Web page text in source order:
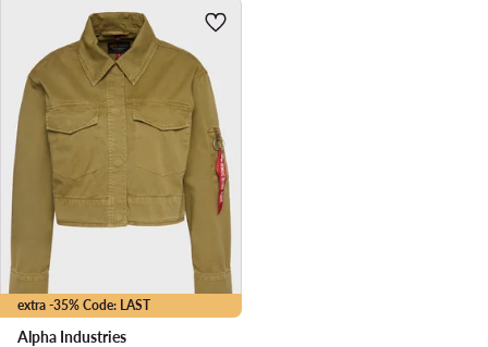
extra -35% Code: LAST
Alpha Industries